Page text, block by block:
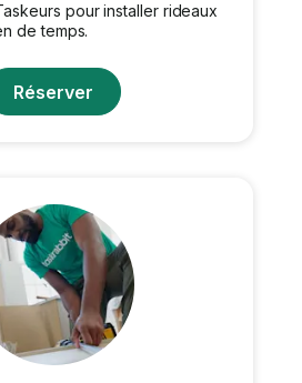
pour installer rideaux
de temps.
Réserver